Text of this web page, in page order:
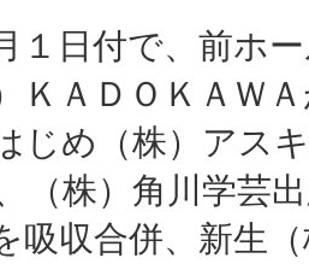
１日付で、前ホ
ＫＡＤＯＫＡＷ
じめ（株）アス
（株）角川学芸
吸収合併、新生